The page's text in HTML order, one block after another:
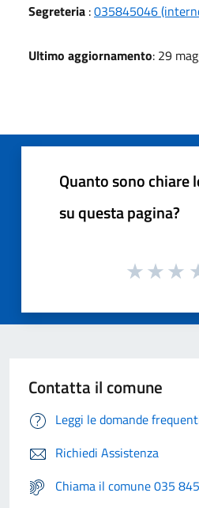
Segreteria :035845046
Ultimo aggiornamento: 29
Quanto sono chiare
su questa pagina?
Contatta il comune
Leggi le domande
Richiedi Assistenza
Chiama il comune 035